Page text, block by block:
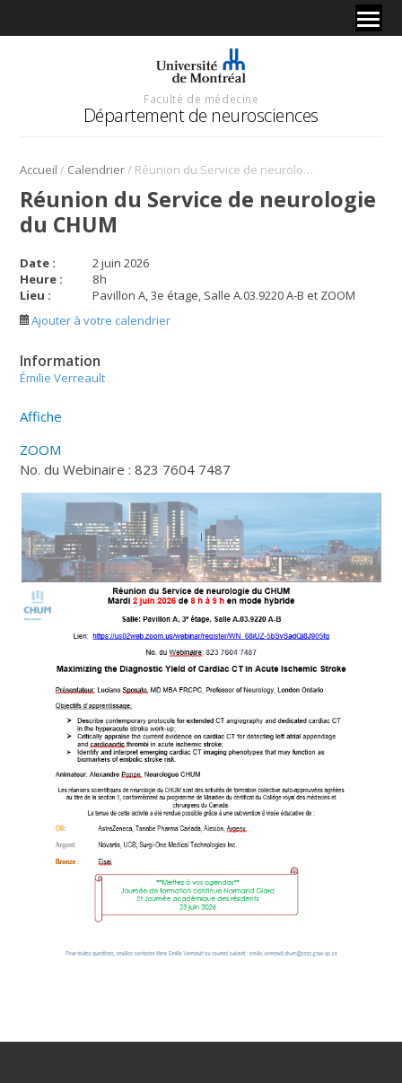
Faculté de médecine
Département de neurosciences
Accueil / Calendrier/ Réunion du Service de neurologie du CHUM
Réunion du Service de neurologie
du CHUM
Date :
2 juin 2026
Heure :
8h
Lieu :
Pavillon A, 3e étage, Salle A.03.9220 A-B et ZOOM
Ajouter à votre calendrier
Information
Émilie Verreault
Affiche
ZOOM
No. du Webinaire : 823 7604 7487